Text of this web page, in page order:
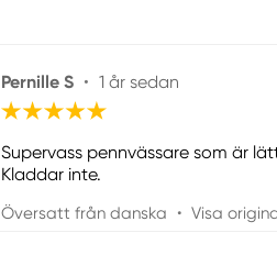
Pernille S • 1 år sedan
Supervass pennvässare som är
Kladdar inte.
Översatt från danska • Visa